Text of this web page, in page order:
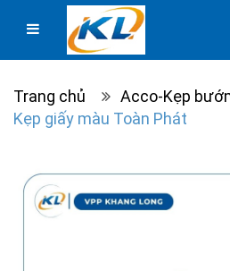
Trang chủ
Acco-Kẹp
Kẹp giấy màu Toàn Phát